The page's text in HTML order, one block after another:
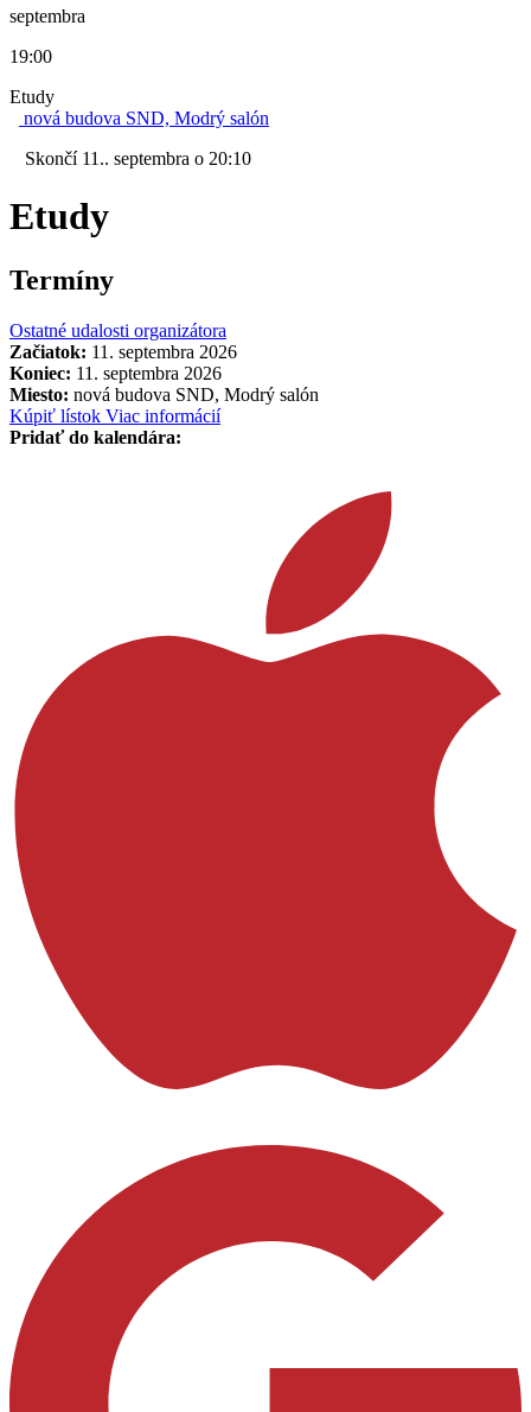
septembra
19:00
Etudy
nová budova SND, Modrý salón
Skončí 11.. septembra o 20:10
Etudy
Termíny
Ostatné udalosti organizátora
Začiatok: 11. septembra 2026
Koniec: 11. septembra 2026
Miesto: nová budova SND, Modrý salón
Kúpiť lístok Viac informácií
Pridať do kalendára: